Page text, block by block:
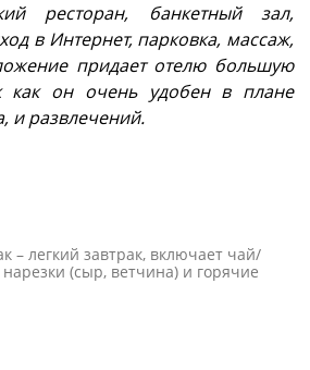
ресторан, банкетный зал,
в Интернет, парковка, массаж,
придает отелю большую
как он очень удобен в плане
и развлечений.
– легкий завтрак, включает чай/
(сыр, ветчина) и горячие